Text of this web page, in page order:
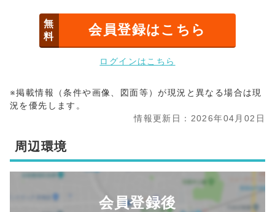
無
料
会員登録はこちら
ログインはこちら
※掲載情報（条件や画像、図面等）が現況と異なる場合は現
況を優先します。
情報更新日：2026年04月02日
周辺環境
会員登録後